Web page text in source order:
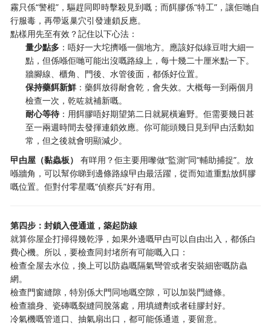
霧只係“警棍”，驅趕同即時擊殺見到嘅；而餌膠係“特工”，讓佢哋自
行服毒，再帶返巢穴引發連鎖反應。
點樣用先至有效？記住以下心法：
量少點多 ：唔好一大坨擠喺一個地方。應該好似綠豆咁大細一
點，但係喺佢哋可能出沒嘅路線上，每十幾二十厘米點一下。
牆腳線、櫃角、門後、水管後面，都係好位置。
保持藥餌新鮮：藥餌放得耐會乾，會失效。大概每一到兩個月
檢查一次，乾咗就補新嘅。
耐心等待：用餌膠唔好期望第二日就屍橫遍野。佢需要幾日甚
至一兩週時間去發揮連鎖效應。你可能頭幾日見到曱甴活動如
常，但之後就會明顯減少。
曱甴屋（黏蟲板）
​ 有咩用？佢主要用嚟做“監測”同“輔助捕捉”。放
喺牆角，可以幫你睇到邊條路線曱甴最活躍，從而知道重點放餌膠
嘅位置。佢對付零星嘅“偵察兵”好有用。
第四步：封鎖入侵通道，築起防線
就算你屋企打掃得幾乾淨，如果外邊嘅曱甴可以自由出入，都係白
費心機。所以，要檢查同封堵所有可能嘅入口：
檢查全屋去水位，換上可以防蟲嘅隔氣彎管或者安裝細密嘅防蟲
網。
檢查門窗縫隙，特別係大門同地嘅空隙，可以加裝門縫條。
檢查牆身、瓷磚嘅裂縫同脫落處，用填縫劑或者硅膠封好。
冷氣機嘅管道口、抽氣扇出口，都可能係通道，要留意。